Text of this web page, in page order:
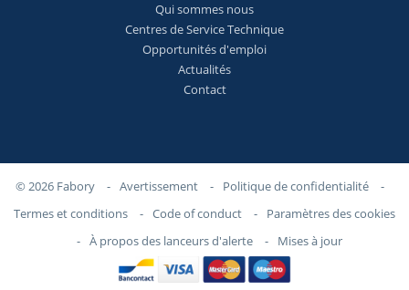
Qui sommes nous
Centres de Service Technique
Opportunités d'emploi
Actualités
Contact
© 2026 Fabory - Avertissement - Politique de confidentialité
-
Termes et conditions
- Code of conduct -
Paramètres des cookies
- À propos des lanceurs d'alerte - Mises à jour